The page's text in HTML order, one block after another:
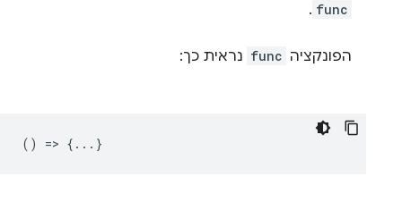
func
.
הפונקציה func נראית כך:
() => {...}